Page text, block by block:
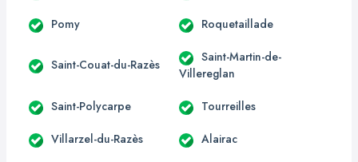
Pomy Roquetaillade
Saint-Couat-du-Razès
Saint-Martin-de-
Villereglan
Saint-Polycarpe Tourreilles
Villarzel-du-Razès Alairac